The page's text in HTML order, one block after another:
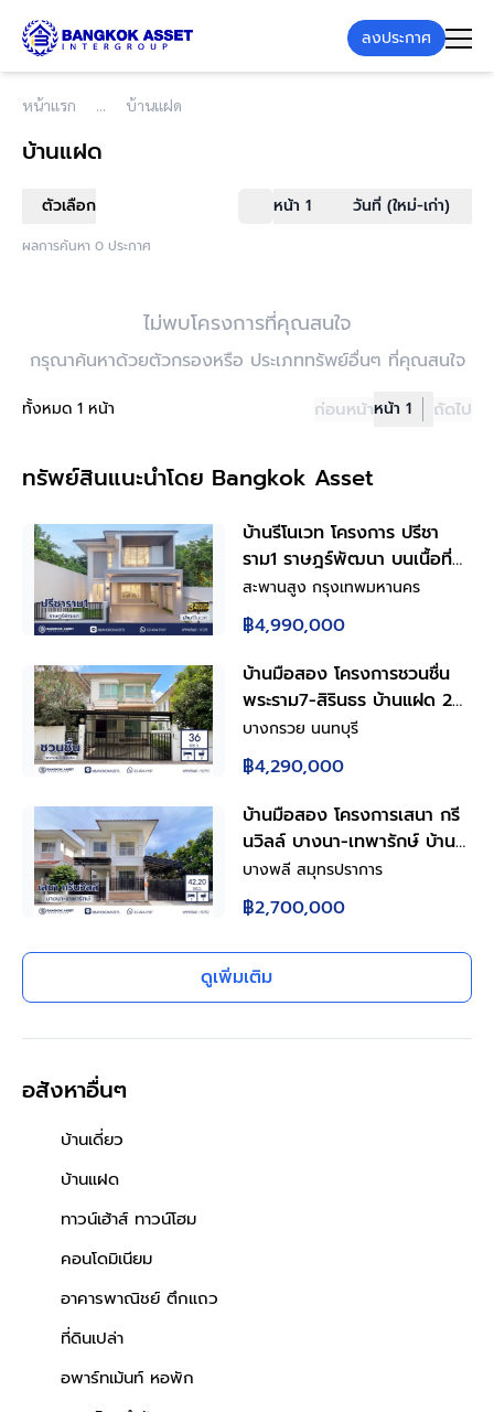
ลงประกาศ
หน้าแรก บ้านแฝด
บ้านแฝด
ตัวเลือก หน้า 1 วันที่ (ใหม่-เก่า)
ผลการค้นหา 0 ประกาศ
ไม่พบโครงการที่คุณสนใจ
กรุณาค้นหาด้วยตัวกรองหรือ ประเภททรัพย์อื่นๆ ที่คุณสนใจ
ทั้งหมด 1 หน้า ก่อนหน้าหน้า 1 ถัดไป
ทรัพย์สินแนะนำโดย Bangkok Asset
บ้านรีโนเวท โครงการ ปรีชา
ราม1 ราษฎร์พัฒนา บนเนื้อที่
43.5 ตร.ว. พื้นที่ใช้สอย
150.86 ตร.ม. ฟังก์ชันการใช้
งาน 4 ห้องนอน 3 ห้องน้ำ
จอดรถได้ 2 คัน เชื่อมต่อถนน
รามคำแหง ใกล้สนามบิน
สุวรรณภูมิ, ทางด่วนกาญจนา
สะพานสูง กรุงเทพมหานคร
฿4,990,000
บ้านมือสอง โครงการชวนชื่น
พระราม7-สิรินธร บ้านแฝด 2
ชั้น 3 ห้องนอน 2 ห้องน้ำ จอด
รถ 2 คัน พื้นที่ใช้สอย 150
ตร.ม. ทำเลบางกรวย ใกล้
ทางด่วนศรีรัช เข้าเมืองสะดวก
พร้อมเข้าอยู่
บางกรวย นนทบุรี
฿4,290,000
บ้านมือสอง โครงการเสนา กรี
นวิลล์ บางนา-เทพารักษ์ บ้าน
แฝด 2 ชั้น พร้อมอยู่ ฟังก์ชัน
ครบสำหรับครอบครัว 3 ห้อง
นอน 3 ห้องน้ำ จอดรถ 2 คัน
ครัวพร้อมเคาน์เตอร์ เหล็กดัด
มุ้งลวดครบ ทำเลดีใกล้ถนน
เทพารักษ์ ทางด่วนบูรพาวิถี
บางพลี สมุทรปราการ
฿2,700,000
ดูเพิ่มเติม
อสังหาอื่นๆ
บ้านเดี่ยว
บ้านแฝด
ทาวน์เฮ้าส์ ทาวน์โฮม
คอนโดมิเนียม
อาคารพาณิชย์ ตึกแถว
ที่ดินเปล่า
อพาร์ทเม้นท์ หอพัก